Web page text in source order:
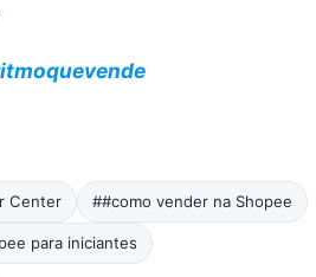
Center ##como vender na Shopee
para iniciantes